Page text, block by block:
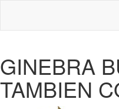
GINEBRA
TAMBIEN